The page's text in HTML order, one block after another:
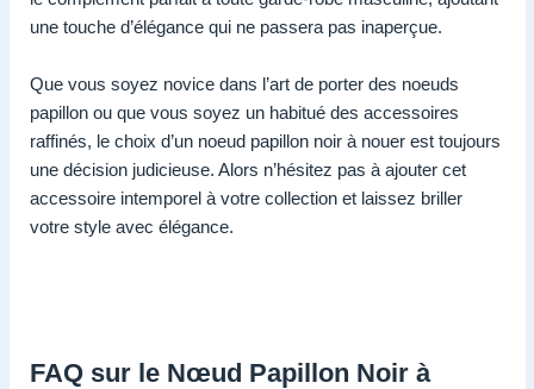
une touche d’élégance qui ne passera pas inaperçue.
Que vous soyez novice dans l’art de porter des noeuds
papillon ou que vous soyez un habitué des accessoires
raffinés, le choix d’un noeud papillon noir à nouer est toujours
une décision judicieuse. Alors n’hésitez pas à ajouter cet
accessoire intemporel à votre collection et laissez briller
votre style avec élégance.
FAQ sur le Nœud Papillon Noir à